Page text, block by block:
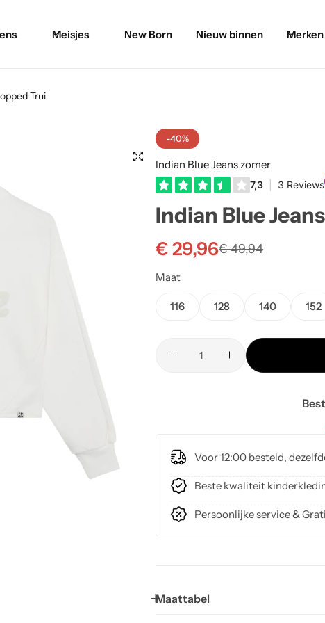
Meisjes New Born Nieuw binnen Merken
Trui
-40%
Indian Blue Jeans zomer
Indian Blue
€49,94
€29,96
Maat
116 128 140 152
Voor 12:00 besteld,
Beste kwaliteit
Persoonlijke service &
Maattabel